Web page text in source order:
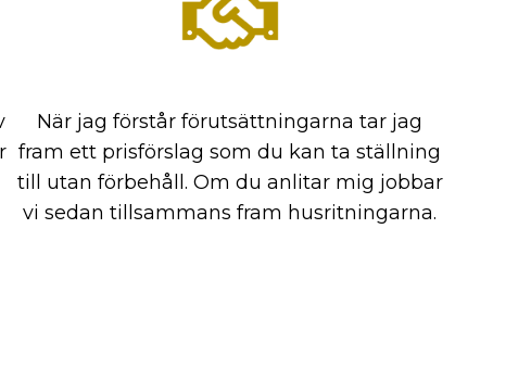
När jag förstår förutsättningarna tar jag
fram ett prisförslag som du kan ta ställning
till utan förbehåll. Om du anlitar mig jobbar
vi sedan tillsammans fram husritningarna.